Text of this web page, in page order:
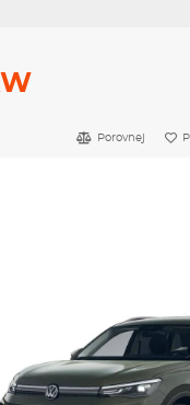
Porovnej